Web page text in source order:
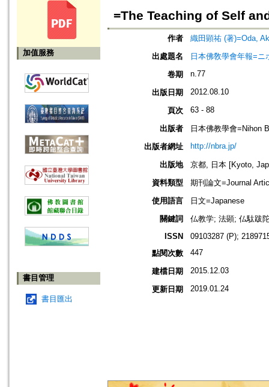
加值服務
書目管理
書目匯出
=The Teaching of Self
作者
織田顕祐 (著)=Oda,
出處題名
日本佛敎學會年報=
卷期
n.77
出版日期 2012.08.10
頁次 63 - 88
出版者
日本佛教學會=Nihon
出版者網址
http://nbra.jp/
出版地
京都, 日本 [Kyoto,
資料類型
期刊論文=Journal
使用語言
日文=Japanese
關鍵詞
仏教学; 法顕; 仏駄跋
ISSN
09103287 (P);
點閱次數
447
建檔日期 2015.12.03
更新日期 2019.01.24